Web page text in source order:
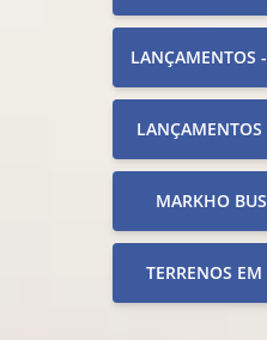
LANÇAMENTOS
MARKHO
TERRENOS